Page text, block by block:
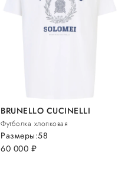
BRUNELLO CUCINELLI
Футболка хлопковая
60 000 руб.
Размеры:58